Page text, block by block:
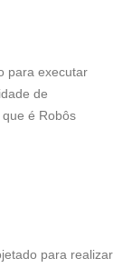
para executar
de
é Robôs
para realizar